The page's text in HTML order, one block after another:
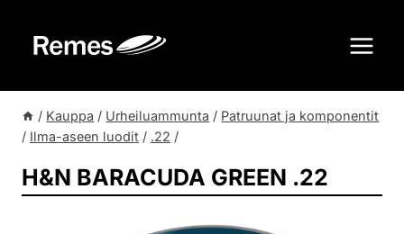
sisältöön
/ Kauppa / Urheiluammunta / Patruunat ja komponentit
/ Ilma-aseen luodit / .22 /
H&N BARACUDA GREEN .22